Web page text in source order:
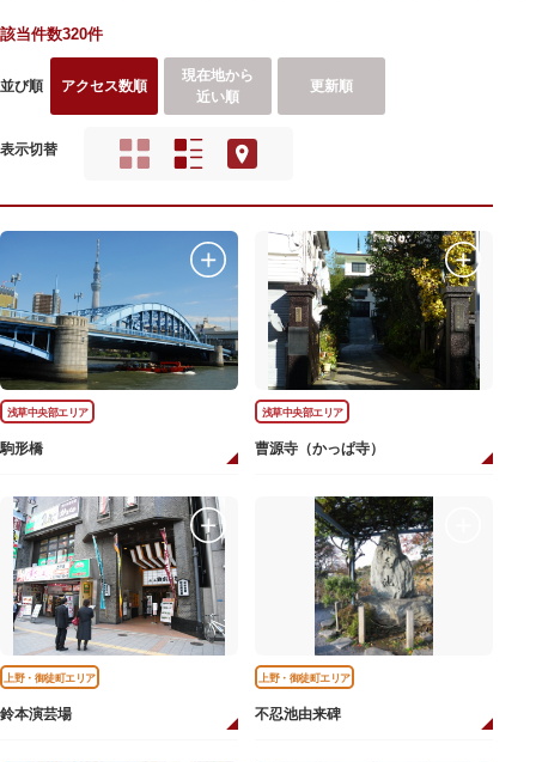
該当件数320件
並び順 アクセス数順
現在地から
近い順
更新順
表示切替
浅草中央部エリア
駒形橋
浅草中央部エリア
曹源寺（かっぱ寺）
上野・御徒町エリア
鈴本演芸場
上野・御徒町エリア
不忍池由来碑